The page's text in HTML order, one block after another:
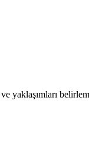
yaklaşımları